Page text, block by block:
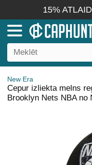
15%
New Era
Cepur izliekta melns
Brooklyn Nets NBA no